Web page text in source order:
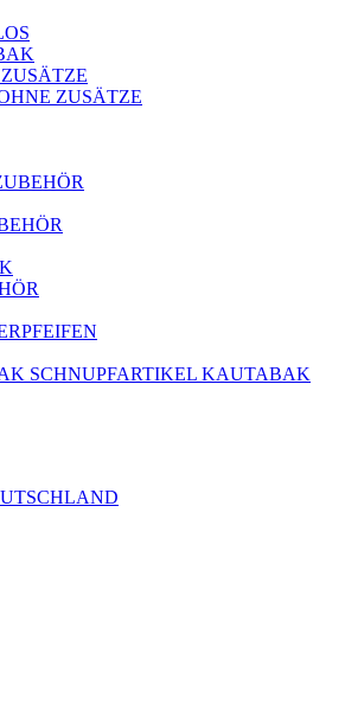
ZUSÄTZE
SCHNUPFARTIKEL KAUTABAK